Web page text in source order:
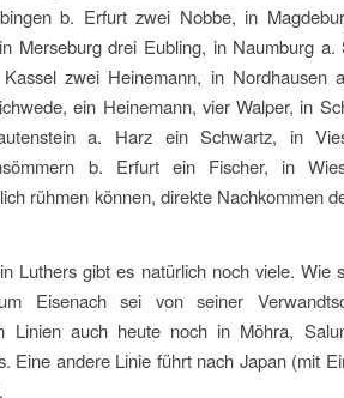
b. Erfurt zwei Nobbe, in
Merseburg drei Eubling, in Naumburg
zwei Heinemann, in Nordhausen
ein Heinemann, vier Walper, in
a. Harz ein Schwartz, in
b. Erfurt ein Fischer, in
rühmen können, direkte Nachkommen
Luthers gibt es natürlich noch viele. Wie
Eisenach sei von seiner
Linien auch heute noch in Möhra,
Eine andere Linie führt nach Japan (mit